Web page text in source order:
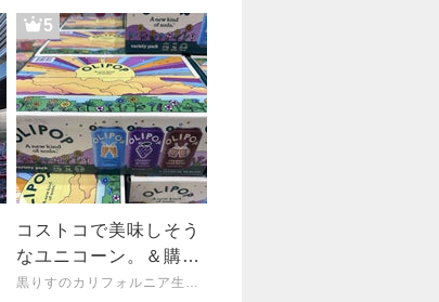
5
コストコで美味しそう
なユニコーン。＆購入
品も。